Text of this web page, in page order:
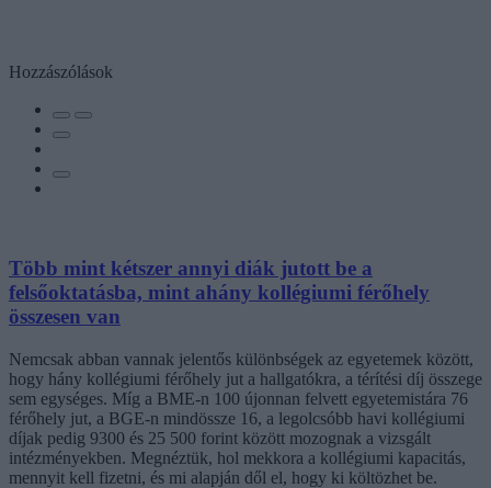
Hozzászólások
Több mint kétszer annyi diák jutott be a
felsőoktatásba, mint ahány kollégiumi férőhely
összesen van
Nemcsak abban vannak jelentős különbségek az egyetemek között,
hogy hány kollégiumi férőhely jut a hallgatókra, a térítési díj összege
sem egységes. Míg a BME-n 100 újonnan felvett egyetemistára 76
férőhely jut, a BGE-n mindössze 16, a legolcsóbb havi kollégiumi
díjak pedig 9300 és 25 500 forint között mozognak a vizsgált
intézményekben. Megnéztük, hol mekkora a kollégiumi kapacitás,
mennyit kell fizetni, és mi alapján dől el, hogy ki költözhet be.